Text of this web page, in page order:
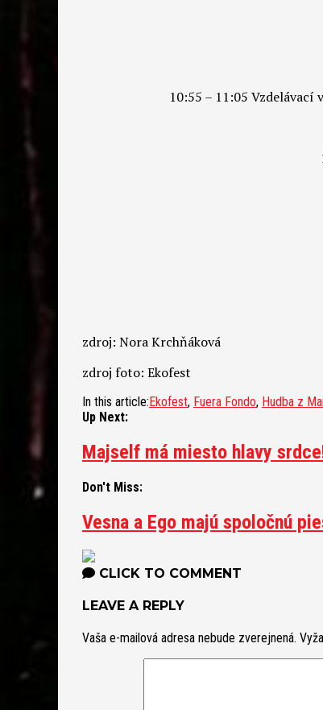
10:55 – 11:05 Vzdelávací
zdroj: Nora Krchňáková
zdroj foto: Ekofest
In this article: Ekofest, Fuera Fondo, Hudba z
Up Next:
Majself má miesto hlavy
Don't Miss:
Vesna a Ego majú spoločnú
CLICK TO COMMENT
LEAVE A REPLY
Vaša e-mailová adresa nebude zverejnená.